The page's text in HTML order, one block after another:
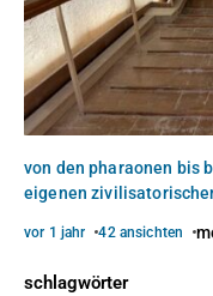
von den pharaonen bis
eigenen
vor 1 jahr 42 ansichten
schlagwörter